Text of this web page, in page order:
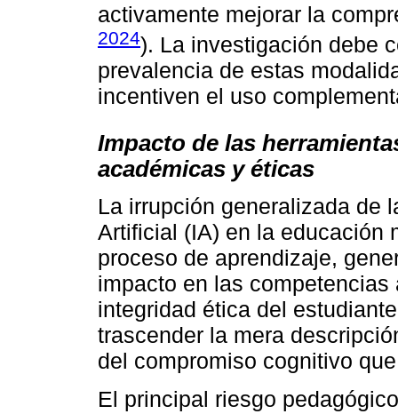
activamente mejorar la
2024). La investigación debe
prevalencia de estas
incentiven el uso
Impacto de las
académicas y éticas
La irrupción generalizada de
Artificial (IA) en la educación
proceso de aprendizaje,
impacto en las
integridad ética del
trascender la mera
del compromiso cognitivo
El principal riesgo